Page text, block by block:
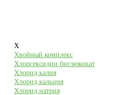
Х
Хвойный комплекс
Хлоргексидин биглюконат
Хлорид калия
Хлорид кальция
Хлорид натрия